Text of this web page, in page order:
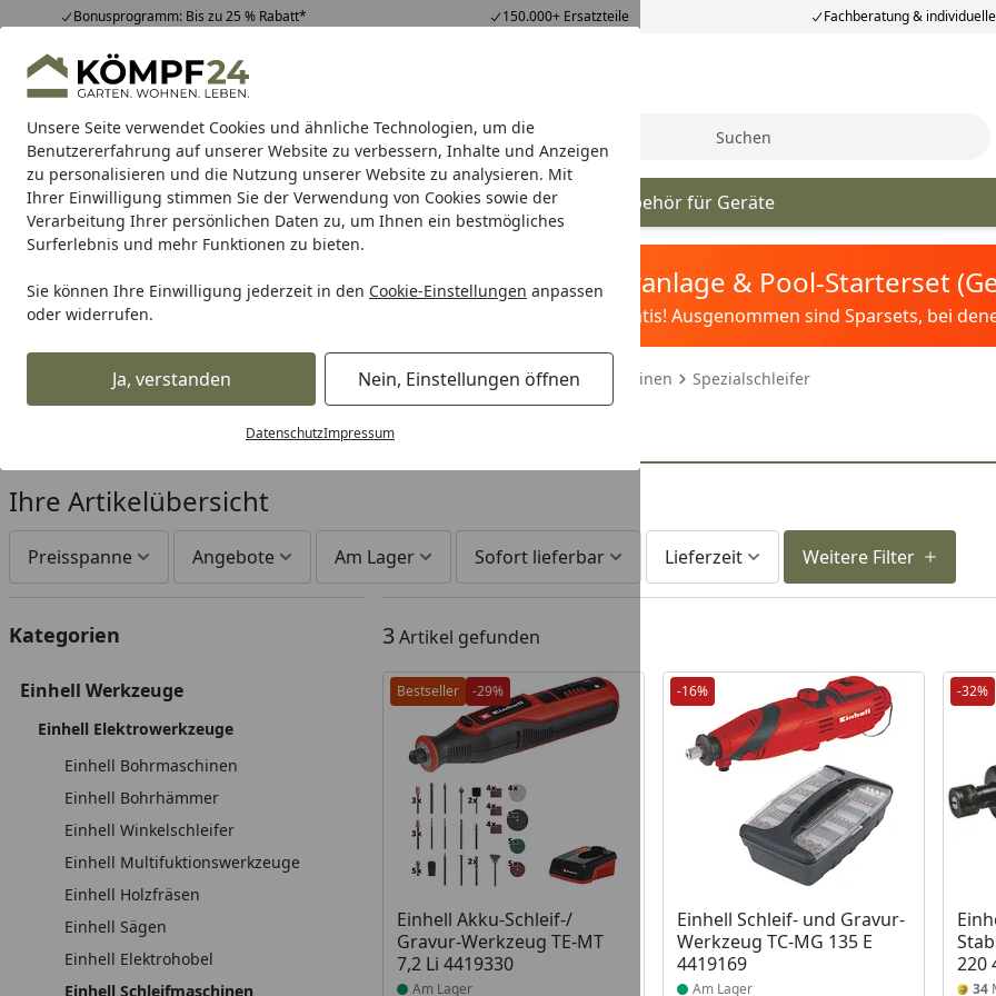
Unsere Seite verwendet Cookies und ähnliche Technologien, um die
Benutzererfahrung auf unserer Website zu verbessern, Inhalte und Anzeigen
zu personalisieren und die Nutzung unserer Website zu analysieren. Mit
Ihrer Einwilligung stimmen Sie der Verwendung von Cookies sowie der
Verarbeitung Ihrer persönlichen Daten zu, um Ihnen ein bestmögliches
Surferlebnis und mehr Funktionen zu bieten.
Sie können Ihre Einwilligung jederzeit in den Cookie-Einstellungen anpassen
oder widerrufen.
Ja, verstanden Nein, Einstellungen öffnen
DatenschutzImpressum
Bonusprogramm: Bis zu 25 % Rabatt* 150.000+ Ersatzteile Fachberatung &
Hotline07051 / 9 22 22
Mo-Fr. 8-16 Uhr 25.957 Bewertungen
Alle Produkte
Alle ProdukteHighlights Tipps & Tricks Suche
Einhell Einhell Werkzeuge Gartengeräte & Gartenmaschinen Zubehör für Geräte
Karibu Pools inkl. gratis Sandfilteranlage & Pool-Starterset
Dein Traumpool im Sorglos-Paket: Filter&Pflege gratis! Ausgenommen sind Sparsets, bei
Startseite
Einhell Werkzeuge Einhell Elektrowerkzeuge Einhell Schleifmaschinen Spezialschleifer
Einhell Spezialschleifer
Ihre Artikelübersicht
Preisspanne Angebote Am Lager Sofort lieferbar Lieferzeit Weitere Filter
Kategorien
Einhell Werkzeuge
Einhell Elektrowerkzeuge
Einhell Bohrmaschinen
Einhell Bohrhämmer
Einhell Winkelschleifer
Einhell Multifuktionswerkzeuge
Einhell Holzfräsen
Einhell Sägen
Einhell Elektrohobel
Einhell Schleifmaschinen
3Artikel gefunden
Bestseller -29%
Einhell Akku-Schleif-/
Gravur-Werkzeug TE-MT
7,2 Li 4419330
Produkt am Lager
Am Lager
-16%
Einhell Schleif- und Gravur-
Werkzeug TC-MG 135 E
4419169
Produkt am Lager
Am Lager
-32%
220
34